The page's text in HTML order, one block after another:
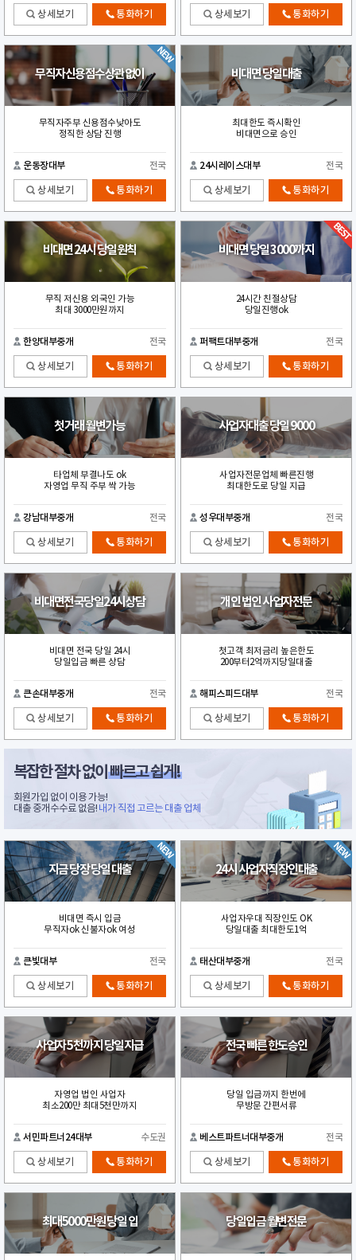
상세보기 통화하기 상세보기 통화하기
무직자신용점수상관없이
무직자주부 신용점수낮아도
정직한 상담 진행
운동장대부 전국
상세보기 통화하기
비대면 당일대출
최대한도 즉시확인
비대면으로 승인
24시레이스대부 전국
상세보기 통화하기
비대면 24시 당일원칙
무직 저신용 외국인 가능
최대 3000만원까지
한양대부중개 전국
상세보기 통화하기
비대면 당일 3000까지
24시간 친절상담
당일진행ok
퍼팩트대부중개 전국
상세보기 통화하기
첫거래 월변가능
타업체 부결나도 ok
자영업 무직 주부 싹 가능
강남대부중개 전국
상세보기 통화하기
사업자대출 당일 9000
사업자전문업체 빠른진행
최대한도로 당일 지급
성우대부중개 전국
상세보기 통화하기
비대면전국당일24시상담
비대면 전국 당일 24시
당일입금 빠른 상담
큰손대부중개 전국
상세보기 통화하기
개인 법인 사업자전문
첫고객 최저금리 높은한도
200부터2억까지당일대출
해피스피드대부 전국
상세보기 통화하기
복잡한 절차 없이빠르고 쉽게!
회원가입 없이 이용 가능!
대출 중개수수료 없음! 내가 직접 고르는 대출 업체
지금 당장 당일 대출
비대면 즉시 입금
무직자ok 신불자ok 여성
큰빛대부 전국
상세보기 통화하기
24시 사업자직장인대출
사업자우대 직장인도 OK
당일대출 최대한도1억
태산대부중개 전국
상세보기 통화하기
사업자 5천까지 당일지급
자영업 법인 사업자
최소200만 최대5천만까지
서민파트너24대부 수도권
상세보기 통화하기
전국 빠른 한도승인
당일 입금까지 한번에
무방문 간편서류
베스트파트너대부중개 전국
상세보기 통화하기
최대5000만원 당일 입 당일입금 월변전문